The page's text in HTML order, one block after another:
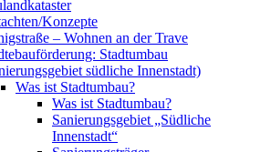
Konzepte
– Wohnen an der Trave
Stadtumbau
südliche Innenstadt)
Was ist Stadtumbau?
Was ist Stadtumbau?
Sanierungsgebiet „Südliche
Innenstadt“